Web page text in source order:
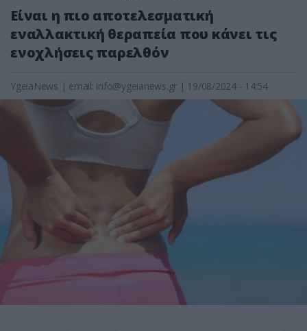
Είναι η πιο αποτελεσματική
εναλλακτική θεραπεία που κάνει τις
ενοχλήσεις παρελθόν
YgeiaNews | email: info@ygeianews.gr | 19/08/2024 - 14:54